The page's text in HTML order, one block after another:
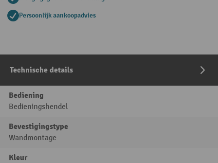
Persoonlijk aankoopadvies
Technische details
Bediening
Bedieningshendel
Bevestigingstype
Wandmontage
Kleur